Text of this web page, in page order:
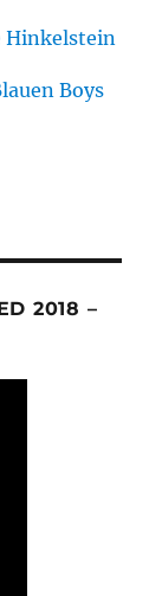
Hinkelstein
Boys
2018 –